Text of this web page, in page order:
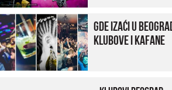
Gde izaći u
klubove i kafane